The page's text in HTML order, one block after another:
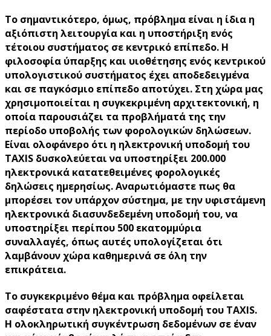
Το σημαντικότερο, όμως, πρόβλημα είναι η ίδια η
αξιόπιστη λειτουργία και η υποστήριξη ενός
τέτοιου συστήματος σε κεντρικό επίπεδο. Η
φιλοσοφία ύπαρξης και υιοθέτησης ενός κεντρικού
υπολογιστικού συστήματος έχει αποδεδειγμένα
και σε παγκόσμιο επίπεδο αποτύχει. Στη χώρα μας
χρησιμοποιείται η συγκεκριμένη αρχιτεκτονική, η
οποία παρουσιάζει τα προβλήματά της την
περίοδο υποβολής των φορολογικών δηλώσεων.
Είναι ολοφάνερο ότι η ηλεκτρονική υποδομή του
TAXIS δυσκολεύεται να υποστηρίξει 200.000
ηλεκτρονικά κατατεθειμένες φορολογικές
δηλώσεις ημερησίως. Αναρωτιόμαστε πως θα
μπορέσει τον υπάρχον σύστημα, με την υφιστάμενη
ηλεκτρονικά διασυνδεδεμένη υποδομή του, να
υποστηρίξει περίπου 500 εκατομμύρια
συναλλαγές, όπως αυτές υπολογίζεται ότι
λαμβάνουν χώρα καθημερινά σε όλη την
επικράτεια.
Το συγκεκριμένο θέμα και πρόβλημα οφείλεται
σαφέστατα στην ηλεκτρονική υποδομή του TAXIS.
Η ολοκληρωτική συγκέντρωση δεδομένων σε έναν